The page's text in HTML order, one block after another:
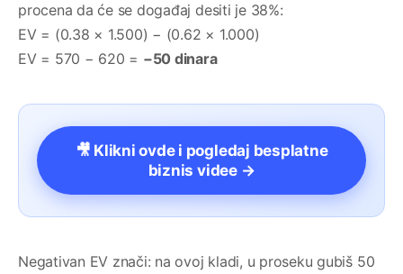
procena da će se događaj desiti je 38%:
EV = (0.38 × 1.500) − (0.62 × 1.000)
EV = 570 − 620 = −50 dinara
🎥 Klikni ovde i pogledaj besplatne
biznis videe →
Negativan EV znači: na ovoj kladi, u proseku gubiš 50